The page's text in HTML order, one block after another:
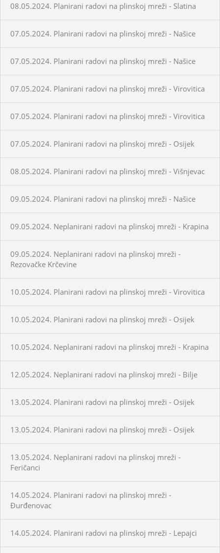
08.05.2024. Planirani radovi na plinskoj mreži - Slatina
07.05.2024. Planirani radovi na plinskoj mreži - Našice
07.05.2024. Planirani radovi na plinskoj mreži - Našice
07.05.2024. Planirani radovi na plinskoj mreži - Virovitica
07.05.2024. Planirani radovi na plinskoj mreži - Virovitica
07.05.2024. Planirani radovi na plinskoj mreži - Osijek
08.05.2024. Planirani radovi na plinskoj mreži - Višnjevac
09.05.2024. Planirani radovi na plinskoj mreži - Našice
09.05.2024. Neplanirani radovi na plinskoj mreži - Krapina
09.05.2024. Neplanirani radovi na plinskoj mreži -
Rezovačke Krčevine
10.05.2024. Planirani radovi na plinskoj mreži - Virovitica
10.05.2024. Planirani radovi na plinskoj mreži - Osijek
10.05.2024. Neplanirani radovi na plinskoj mreži - Krapina
12.05.2024. Neplanirani radovi na plinskoj mreži - Bilje
13.05.2024. Planirani radovi na plinskoj mreži - Osijek
13.05.2024. Planirani radovi na plinskoj mreži - Osijek
13.05.2024. Neplanirani radovi na plinskoj mreži -
Feričanci
14.05.2024. Planirani radovi na plinskoj mreži -
Đurđenovac
14.05.2024. Planirani radovi na plinskoj mreži - Lepajci